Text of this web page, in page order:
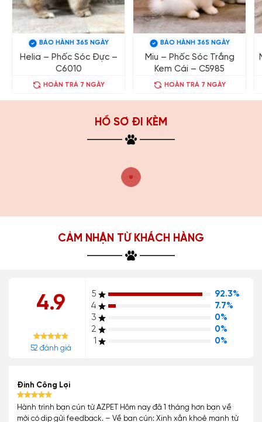
BẢO HÀNH 365 NGÀY
Helia – Phốc Sóc Đực –
C6010
HOÀN TRẢ 7 NGÀY
BẢO HÀNH 365 NGÀY
Miu – Phốc Sóc Trắng
Kem Cái – C5985
HOÀN TRẢ 7 NGÀY
HỒ SƠ ĐI KÈM
CẢM NHẬN TỪ KHÁCH HÀNG
4.9
52 đánh giá
5
92.3%
4
7.7%
3
0%
2
0%
1
0%
Đinh Công Lợi
Hành trình bạn cún từ AZPET Hôm nay đã 1 tháng hơn bạn về
mới có dịp gửi feedback. – Về bạn cún: Xinh xắn khoẻ mạnh từ